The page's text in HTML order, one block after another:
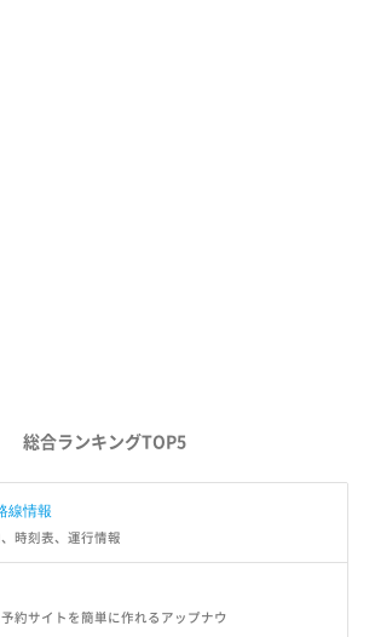
総合ランキングTOP5
線情報
時刻表、運行情報
約サイトを簡単に作れるアップナウ